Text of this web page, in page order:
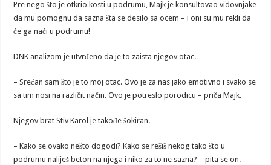
Pre nego što je otkrio kosti u podrumu, Majk je konsultovao vidovnjake
da mu pomognu da sazna šta se desilo sa ocem – i oni su mu rekli da
će ga naći u podrumu!
DNK analizom je utvrđeno da je to zaista njegov otac.
– Srećan sam što je to moj otac. Ovo je za nas jako emotivno i svako se
sa tim nosi na različit način. Ovo je potreslo porodicu – priča Majk.
Njegov brat Stiv Karol je takođe šokiran.
– Kako se ovako nešto dogodi? Kako se rešiš nekog tako što u
podrumu naliješ beton na njega i niko za to ne sazna? – pita se on.